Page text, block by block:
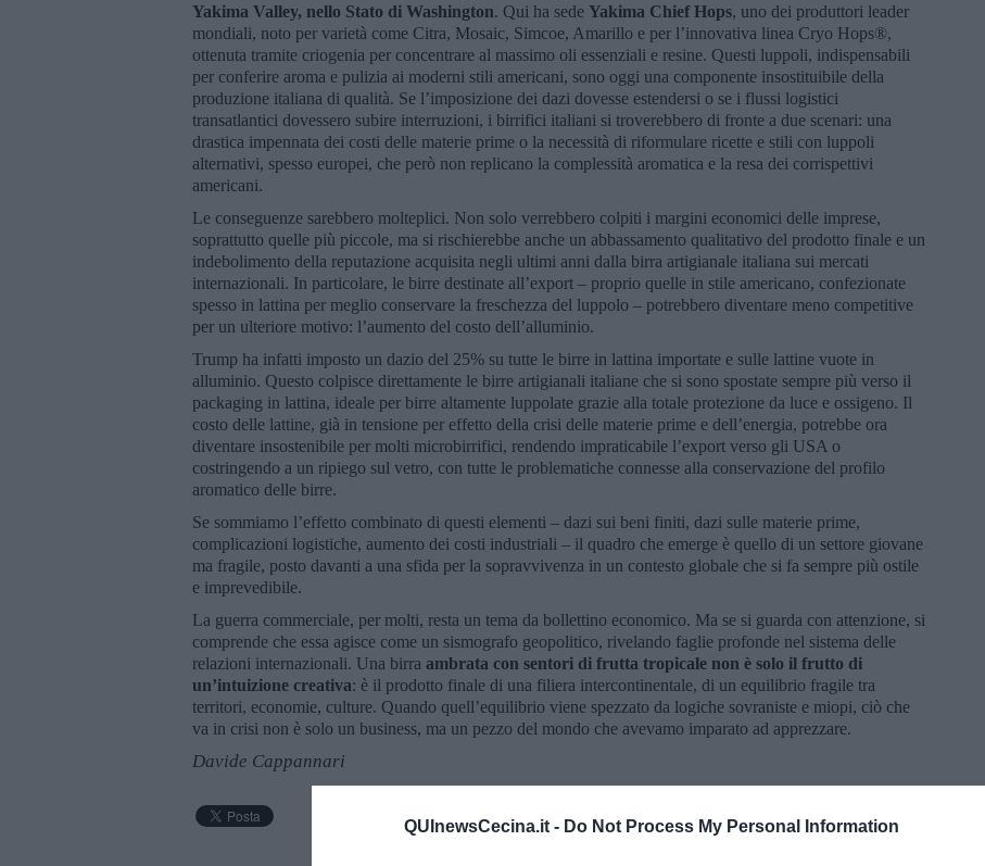
QUInewsCecina.it - Do Not Process My Personal Information
Yakima Valley, nello Stato di Washington. Qui ha sede Yakima Chief Hops, uno dei produttori leader
mondiali, noto per varietà come Citra, Mosaic, Simcoe, Amarillo e per l’innovativa linea Cryo Hops®,
ottenuta tramite criogenia per concentrare al massimo oli essenziali e resine. Questi luppoli, indispensabili
per conferire aroma e pulizia ai moderni stili americani, sono oggi una componente insostituibile della
produzione italiana di qualità. Se l’imposizione dei dazi dovesse estendersi o se i flussi logistici
transatlantici dovessero subire interruzioni, i birrifici italiani si troverebbero di fronte a due scenari: una
drastica impennata dei costi delle materie prime o la necessità di riformulare ricette e stili con luppoli
alternativi, spesso europei, che però non replicano la complessità aromatica e la resa dei corrispettivi
americani.
Le conseguenze sarebbero molteplici. Non solo verrebbero colpiti i margini economici delle imprese,
soprattutto quelle più piccole, ma si rischierebbe anche un abbassamento qualitativo del prodotto finale e un
indebolimento della reputazione acquisita negli ultimi anni dalla birra artigianale italiana sui mercati
internazionali. In particolare, le birre destinate all’export – proprio quelle in stile americano, confezionate
spesso in lattina per meglio conservare la freschezza del luppolo – potrebbero diventare meno competitive
per un ulteriore motivo: l’aumento del costo dell’alluminio.
Trump ha infatti imposto un dazio del 25% su tutte le birre in lattina importate e sulle lattine vuote in
alluminio. Questo colpisce direttamente le birre artigianali italiane che si sono spostate sempre più verso il
packaging in lattina, ideale per birre altamente luppolate grazie alla totale protezione da luce e ossigeno. Il
costo delle lattine, già in tensione per effetto della crisi delle materie prime e dell’energia, potrebbe ora
diventare insostenibile per molti microbirrifici, rendendo impraticabile l’export verso gli USA o
costringendo a un ripiego sul vetro, con tutte le problematiche connesse alla conservazione del profilo
aromatico delle birre.
Se sommiamo l’effetto combinato di questi elementi – dazi sui beni finiti, dazi sulle materie prime,
complicazioni logistiche, aumento dei costi industriali – il quadro che emerge è quello di un settore giovane
ma fragile, posto davanti a una sfida per la sopravvivenza in un contesto globale che si fa sempre più ostile
e imprevedibile.
La guerra commerciale, per molti, resta un tema da bollettino economico. Ma se si guarda con attenzione, si
comprende che essa agisce come un sismografo geopolitico, rivelando faglie profonde nel sistema delle
relazioni internazionali. Una birra ambrata con sentori di frutta tropicale non è solo il frutto di
un’intuizione creativa: è il prodotto finale di una filiera intercontinentale, di un equilibrio fragile tra
territori, economie, culture. Quando quell’equilibrio viene spezzato da logiche sovraniste e miopi, ciò che
va in crisi non è solo un business, ma un pezzo del mondo che avevamo imparato ad apprezzare.
Davide Cappannari